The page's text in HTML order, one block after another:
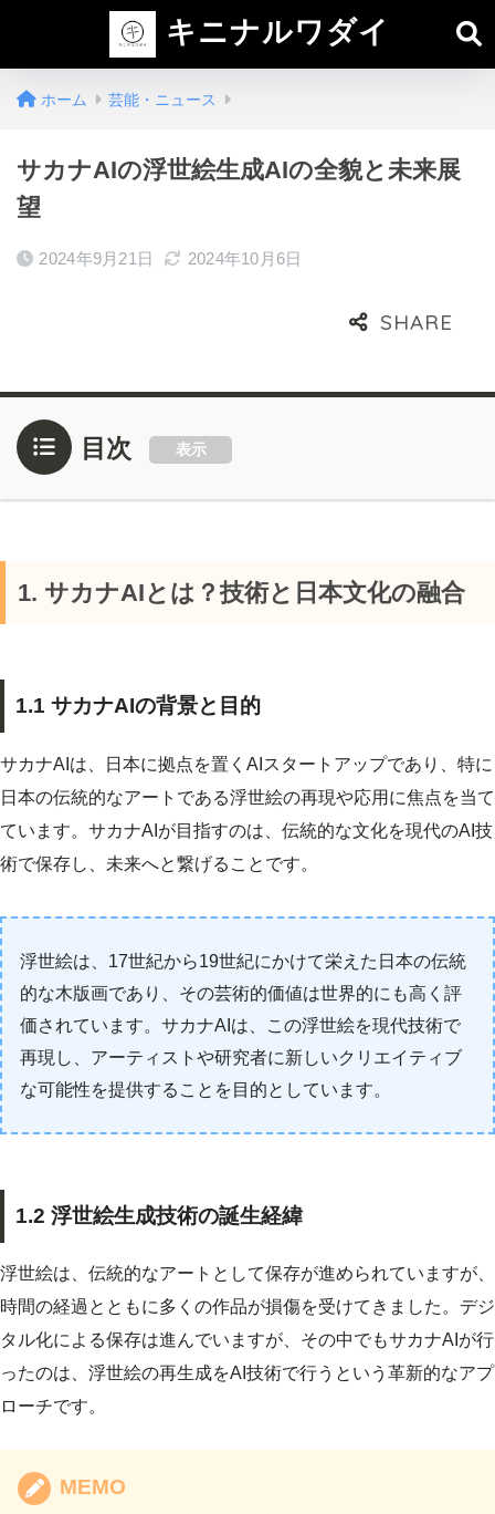
キニナルワダイ
ホーム 芸能・ニュース
サカナAIの浮世絵生成AIの全貌と未来展
望
2024年9月21日 2024年10月6日
目次 表示
1. サカナAIとは？技術と日本文化の融合
1.1 サカナAIの背景と目的
サカナAIは、日本に拠点を置くAIスタートアップであり、特に
日本の伝統的なアートである浮世絵の再現や応用に焦点を当て
ています。サカナAIが目指すのは、伝統的な文化を現代のAI技
術で保存し、未来へと繋げることです。
浮世絵は、17世紀から19世紀にかけて栄えた日本の伝統
的な木版画であり、その芸術的価値は世界的にも高く評
価されています。サカナAIは、この浮世絵を現代技術で
再現し、アーティストや研究者に新しいクリエイティブ
な可能性を提供することを目的としています。
1.2 浮世絵生成技術の誕生経緯
浮世絵は、伝統的なアートとして保存が進められていますが、
時間の経過とともに多くの作品が損傷を受けてきました。デジ
タル化による保存は進んでいますが、その中でもサカナAIが行
ったのは、浮世絵の再生成をAI技術で行うという革新的なアプ
ローチです。
MEMO